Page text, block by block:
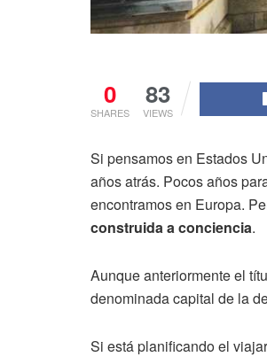
0
SHARES
83
VIEWS
Si pensamos en Estados
años atrás. Pocos años
encontramos en Europa.
construida a conciencia.
Aunque anteriormente el
denominada capital de la
Si está planificando el